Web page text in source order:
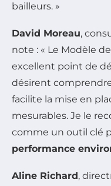
bailleurs. »
David Moreau,
note : « Le Modèle
excellent point de
désirent
facilite la mise en
mesurables. Je le
comme un outil clé
performance
Aline Richard ,